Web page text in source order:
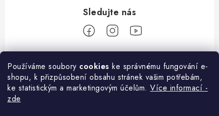
Používáme soubory cookies ke správnému fungování e-
shopu, k přizpůsobení obsahu stránek vašim potřebám,
ke statistickým a marketingovým účelům. Více informací -
zde
Z
O nákupu
Doprava a platba
Informace pro Vás